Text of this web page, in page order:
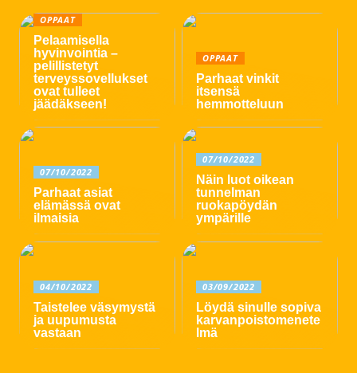
OPPAAT
Pelaamisella
hyvinvointia –
pelillistetyt
terveyssovellukset
ovat tulleet
jäädäkseen!
OPPAAT
Parhaat vinkit
itsensä
hemmotteluun
07/10/2022
Parhaat asiat
elämässä ovat
ilmaisia
07/10/2022
Näin luot oikean
tunnelman
ruokapöydän
ympärille
04/10/2022
Taistelee väsymystä
ja uupumusta
vastaan
03/09/2022
Löydä sinulle sopiva
karvanpoistomenete
lmä